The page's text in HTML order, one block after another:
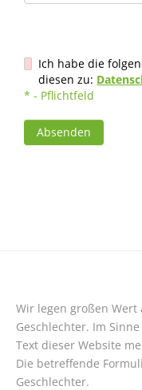
Ich habe die
diesen zu:
* - Pflichtfeld
Absenden
Wir legen großen
Geschlechter. Im
Text dieser Website
Die betreffende
Geschlechter.